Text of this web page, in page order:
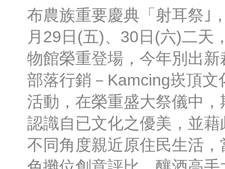
布農族重要慶典「射耳祭｣
月29日(五)、30日(六)二天
物館榮重登場，今年別出
部落行銷－Kamcing崁頂
活動，在榮重盛大祭儀中
認識自已文化之優美，並
不同角度親近原住民生活